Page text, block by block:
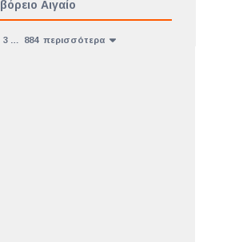
βόρειο Αιγαίο
3 884 περισσότερα